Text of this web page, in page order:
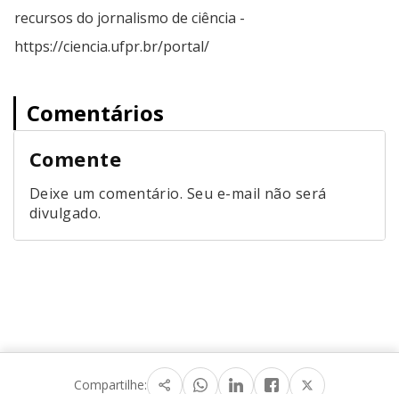
recursos do jornalismo de ciência -
https://ciencia.ufpr.br/portal/
Comentários
Comente
Deixe um comentário. Seu e-mail não será
divulgado.
Compartilhe: